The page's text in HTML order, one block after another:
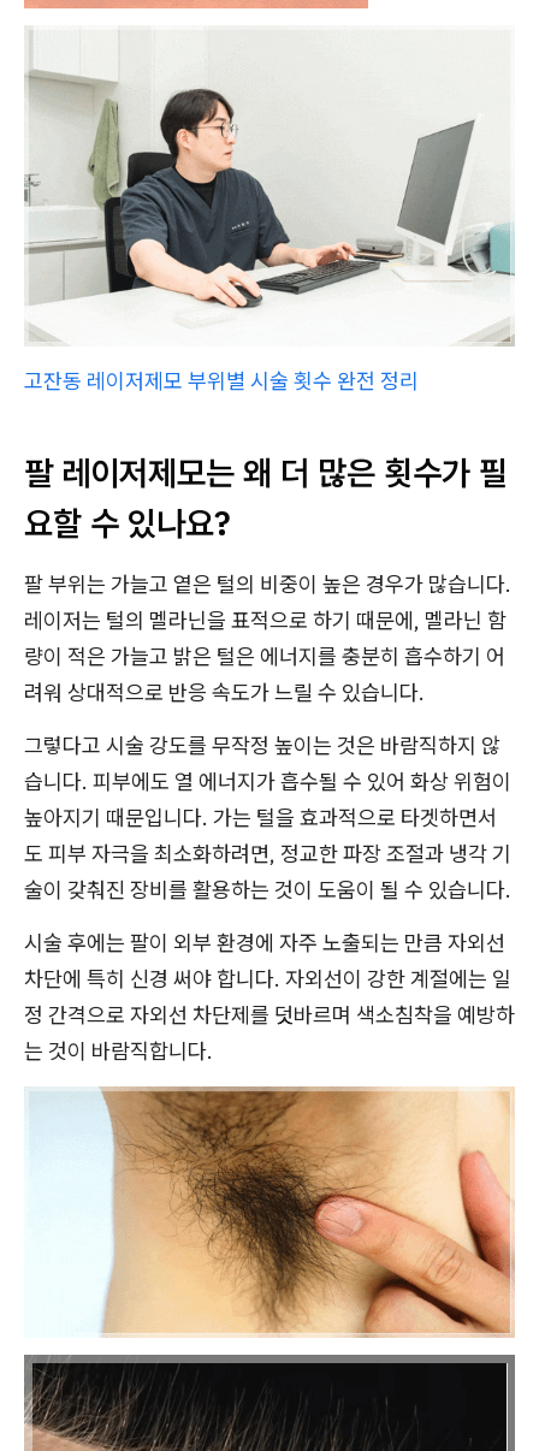
고잔동 레이저제모 부위별 시술 횟수 완전 정리
팔 레이저제모는 왜 더 많은 횟수가 필
요할 수 있나요?
팔 부위는 가늘고 옅은 털의 비중이 높은 경우가 많습니다.
레이저는 털의 멜라닌을 표적으로 하기 때문에, 멜라닌 함
량이 적은 가늘고 밝은 털은 에너지를 충분히 흡수하기 어
려워 상대적으로 반응 속도가 느릴 수 있습니다.
그렇다고 시술 강도를 무작정 높이는 것은 바람직하지 않
습니다. 피부에도 열 에너지가 흡수될 수 있어 화상 위험이
높아지기 때문입니다. 가는 털을 효과적으로 타겟하면서
도 피부 자극을 최소화하려면, 정교한 파장 조절과 냉각 기
술이 갖춰진 장비를 활용하는 것이 도움이 될 수 있습니다.
시술 후에는 팔이 외부 환경에 자주 노출되는 만큼 자외선
차단에 특히 신경 써야 합니다. 자외선이 강한 계절에는 일
정 간격으로 자외선 차단제를 덧바르며 색소침착을 예방하
는 것이 바람직합니다.